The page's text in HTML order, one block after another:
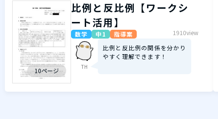
10ページ
比例と反比例【ワークシ
ート活用】
数学 中1 指導案 1910view
TH
比例と反比例の関係を分かり
やすく理解できます！